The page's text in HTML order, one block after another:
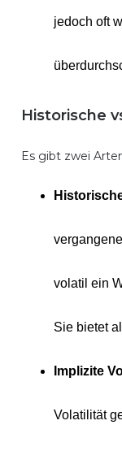
jedoch oft
Historische
Es gibt zwei
volatil ein
Sie bietet
Implizite
Volatilität